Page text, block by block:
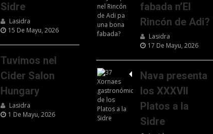
Sidre
Lasidra
15 De Mayu, 2026
Tuvimos nel
Cider Salon
Hungary
Lasidra
1 De Mayu, 2026
fabada n’El
Rincón de Adi?
Lasidra
17 De Mayu, 2026
Nava presenta
los XXXVII
Platos a la
Sidre